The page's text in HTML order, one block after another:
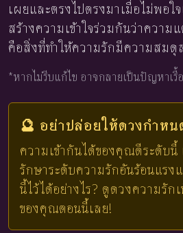
เผยและตรงไปตรงมาเมื่อไม่พอใ
สร้างความเข้าใจร่วมกันว่าควา
คือสิ่งที่ทำให้ความรักมีความสมดุ
*หากไม่รีบแก้ไข อาจกลายเป็นปัญหาเรื้
🔮 อย่าปล่อยให้ดวงกำห
ความเข้ากันได้ของคุณดีระดับ
รักษาระดับความรักอันร้อนแรง
นี้ไว้ได้อย่างไร? ดูดวงความรั
ของคุณตอนนี้เลย!